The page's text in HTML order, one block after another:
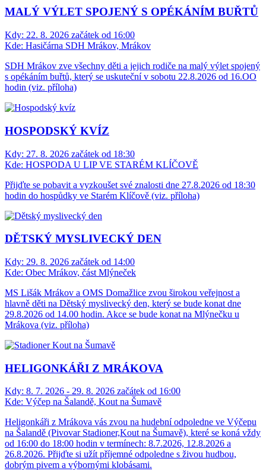
MALÝ VÝLET SPOJENÝ S OPÉKÁNÍM BUŘTŮ
Kdy: 22. 8. 2026 začátek od 16:00
Kde: Hasičárna SDH Mrákov, Mrákov
SDH Mrákov zve všechny děti a jejich rodiče na malý výlet spojený
s opékáním buřtů, který se uskuteční v sobotu 22.8.2026 od 16.OO
hodin (viz. příloha)
HOSPODSKÝ KVÍZ
Kdy: 27. 8. 2026 začátek od 18:30
Kde: HOSPODA U LIP VE STARÉM KLÍČOVĚ
Přijďte se pobavit a vyzkoušet své znalosti dne 27.8.2026 od 18:30
hodin do hospůdky ve Starém Klíčově (viz. příloha)
DĚTSKÝ MYSLIVECKÝ DEN
Kdy: 29. 8. 2026 začátek od 14:00
Kde: Obec Mrákov, část Mlýneček
MS Lišák Mrákov a OMS Domažlice zvou širokou veřejnost a
hlavně děti na Dětský myslivecký den, který se bude konat dne
29.8.2026 od 14.00 hodin. Akce se bude konat na Mlýnečku u
Mrákova (viz. příloha)
HELIGONKÁŘI Z MRÁKOVA
Kdy: 8. 7. 2026 - 29. 8. 2026 začátek od 16:00
Kde: Výčep na Šalandě, Kout na Šumavě
Heligonkáři z Mrákova vás zvou na hudební odpoledne ve Výčepu
na Šalandě (Pivovar Stadioner,Kout na Šumavě), které se koná vždy
od 16:00 do 18:00 hodin v termínech: 8.7.2026, 12.8.2026 a
26.8.2026. Přijďte si užít příjemné odpoledne s živou hudbou,
dobrým pivem a výbornými klobásami.